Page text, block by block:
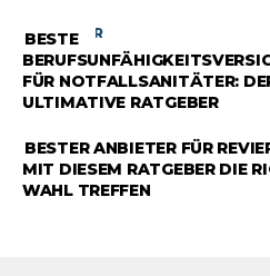
RATGEBER
BESTE
FÜR NOTFALLSANITÄTER:
ULTIMATIVE RATGEBER
RATGEBER
BESTER ANBIETER FÜR
MIT DIESEM RATGEBER DIE
WAHL TREFFEN